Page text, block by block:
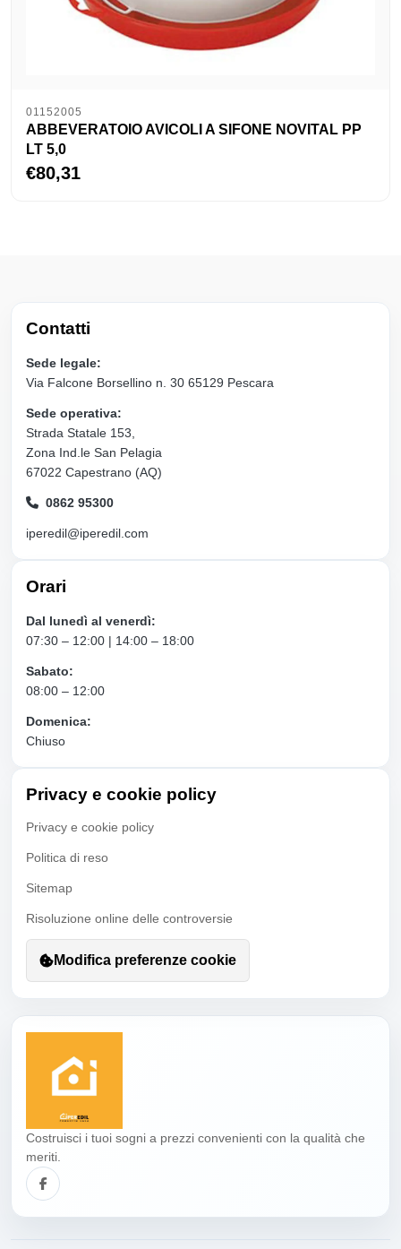
01152005
ABBEVERATOIO AVICOLI A SIFONE NOVITAL PP
LT 5,0
€80,31
Contatti
Sede legale:
Via Falcone Borsellino n. 30 65129 Pescara
Sede operativa:
Strada Statale 153,
Zona Ind.le San Pelagia
67022 Capestrano (AQ)
0862 95300
iperedil@iperedil.com
Orari
Dal lunedì al venerdì:
07:30 – 12:00 | 14:00 – 18:00
Sabato:
08:00 – 12:00
Domenica:
Chiuso
Privacy e cookie policy
Privacy e cookie policy
Politica di reso
Sitemap
Risoluzione online delle controversie
Modifica preferenze cookie
Costruisci i tuoi sogni a prezzi convenienti con la qualità che
meriti.